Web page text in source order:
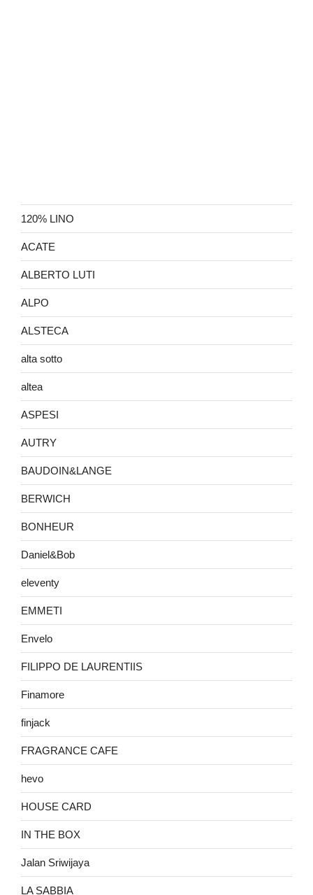
120% LINO
ACATE
ALBERTO LUTI
ALPO
ALSTECA
alta sotto
altea
ASPESI
AUTRY
BAUDOIN&LANGE
BERWICH
BONHEUR
Daniel&Bob
eleventy
EMMETI
Envelo
FILIPPO DE LAURENTIIS
Finamore
finjack
FRAGRANCE CAFE
hevo
HOUSE CARD
IN THE BOX
Jalan Sriwijaya
LA SABBIA